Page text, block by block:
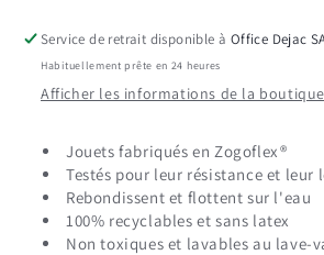
Service de retrait disponible à Office Dejac
Habituellement prête en 24 heures
Afficher les informations de la boutique
Jouets fabriqués en Zogoflex®
Testés pour leur résistance et leur
Rebondissent et flottent sur l'eau
100% recyclables et sans latex
Non toxiques et lavables au lave-